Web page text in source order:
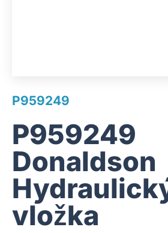
P959249
P959249
Donaldson
vložka